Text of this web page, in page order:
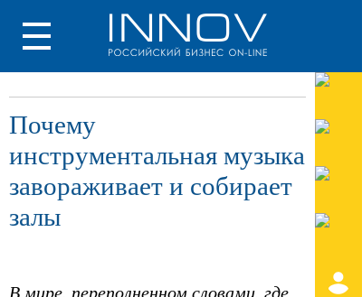
Почему
инструментальная музыка
завораживает и собирает
залы
В мире, переполненном словами, где